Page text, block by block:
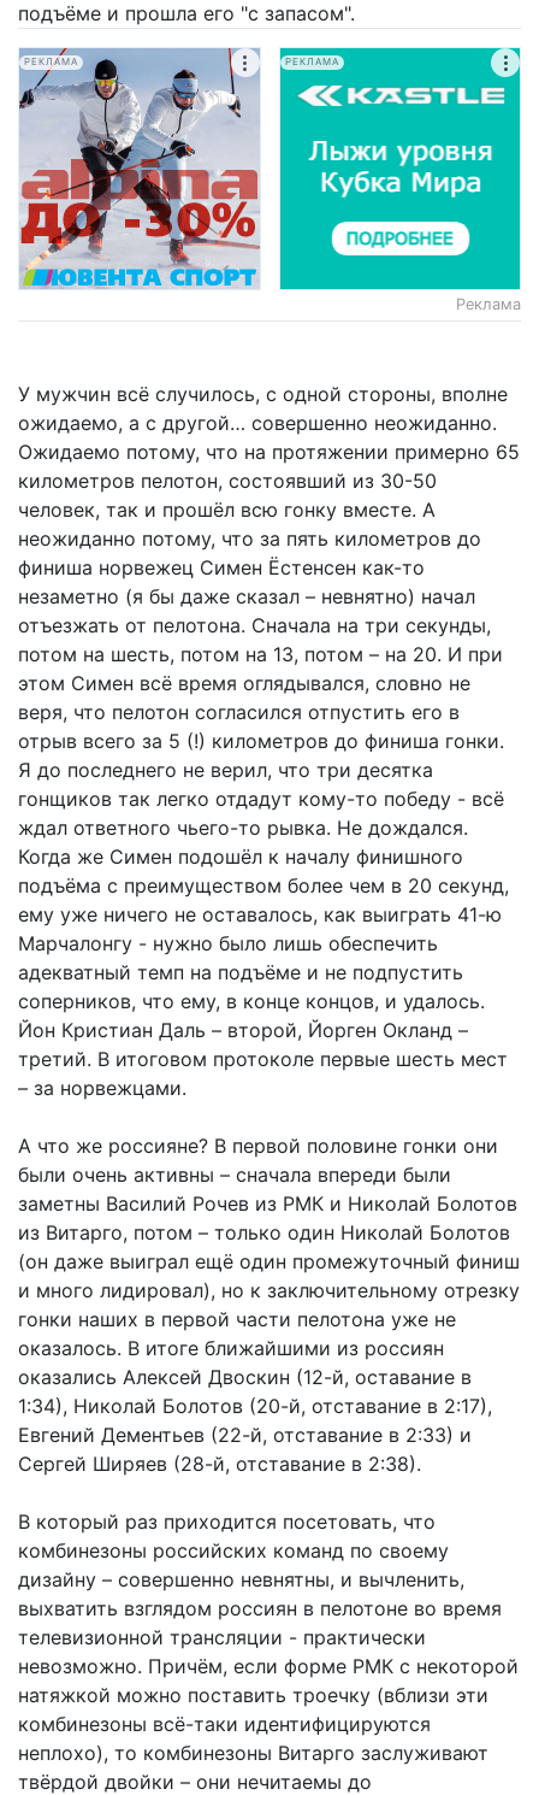
подъёме и прошла его "с запасом".
РЕКЛАМА РЕКЛАМА
Реклама
У мужчин всё случилось, с одной стороны, вполне
ожидаемо, а с другой… совершенно неожиданно.
Ожидаемо потому, что на протяжении примерно 65
километров пелотон, состоявший из 30-50
человек, так и прошёл всю гонку вместе. А
неожиданно потому, что за пять километров до
финиша норвежец Симен Ёстенсен как-то
незаметно (я бы даже сказал – невнятно) начал
отъезжать от пелотона. Сначала на три секунды,
потом на шесть, потом на 13, потом – на 20. И при
этом Симен всё время оглядывался, словно не
веря, что пелотон согласился отпустить его в
отрыв всего за 5 (!) километров до финиша гонки.
Я до последнего не верил, что три десятка
гонщиков так легко отдадут кому-то победу - всё
ждал ответного чьего-то рывка. Не дождался.
Когда же Симен подошёл к началу финишного
подъёма с преимуществом более чем в 20 секунд,
ему уже ничего не оставалось, как выиграть 41-ю
Марчалонгу - нужно было лишь обеспечить
адекватный темп на подъёме и не подпустить
соперников, что ему, в конце концов, и удалось.
Йон Кристиан Даль – второй, Йорген Окланд –
третий. В итоговом протоколе первые шесть мест
– за норвежцами.
А что же россияне? В первой половине гонки они
были очень активны – сначала впереди были
заметны Василий Рочев из РМК и Николай Болотов
из Витарго, потом – только один Николай Болотов
(он даже выиграл ещё один промежуточный финиш
и много лидировал), но к заключительному отрезку
гонки наших в первой части пелотона уже не
оказалось. В итоге ближайшими из россиян
оказались Алексей Двоскин (12-й, оставание в
1:34), Николай Болотов (20-й, отставание в 2:17),
Евгений Дементьев (22-й, отставание в 2:33) и
Сергей Ширяев (28-й, отставание в 2:38).
В который раз приходится посетовать, что
комбинезоны российских команд по своему
дизайну – совершенно невнятны, и вычленить,
выхватить взглядом россиян в пелотоне во время
телевизионной трансляции - практически
невозможно. Причём, если форме РМК с некоторой
натяжкой можно поставить троечку (вблизи эти
комбинезоны всё-таки идентифицируются
неплохо), то комбинезоны Витарго заслуживают
твёрдой двойки – они нечитаемы до